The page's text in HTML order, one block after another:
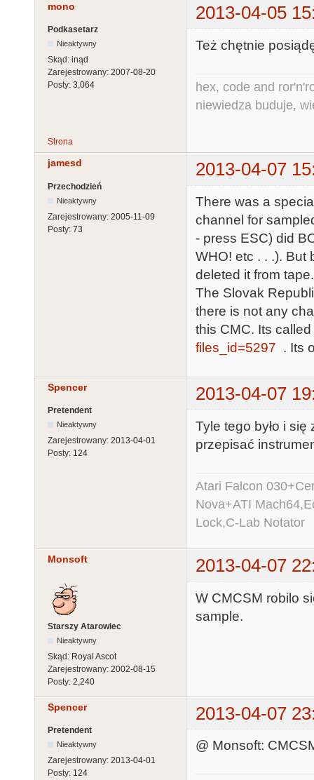
mono 2013-04-05
Podkasetarz
Nieaktywny
Skąd: inąd
Zarejestrowany: 2007-08-20
Posty: 3,064
Też chętnie
hex, code and
niewiedza buduje,
Strona
jamesd 2013-04-07
Przechodzień
Nieaktywny
Zarejestrowany: 2005-11-09
Posty: 73
There was a
channel for
- press ESC) did
WHO! etc . . .). But
deleted it from
The Slovak
there is not any
this CMC. Its
files_id=5297 . Its
Spencer 2013-04-07
Pretendent
Nieaktywny
Zarejestrowany: 2013-04-01
Posty: 124
Tyle tego było i
przepisać
Atari Falcon
Nova+ATI
Lock,C-Lab Notator
Monsoft 2013-04-07
Starszy Atarowiec
Nieaktywny
Skąd: Royal Ascot
Zarejestrowany: 2002-08-15
Posty: 2,240
W CMCSM robilo
sample.
Spencer 2013-04-07
Pretendent
Nieaktywny
Zarejestrowany: 2013-04-01
Posty: 124
@ Monsoft: